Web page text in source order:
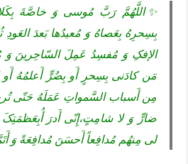
✨اللَّهُمَّ رَبَّ مُوسی وَ خاصَّةَ
بِسِحرِهُ بِعَصاهُ وَ مُعیدُها بَعدَ العَودِ
الإفکِ وَ مُفسِدُ عَمِلَ السّاحِرینَ وَ
مَن کادَنی بِسِحرٍ أَو بِضُرٍّ أَعلمُهُ أَو
مِن أَسباب السَّمواتِ عَمَلَهُ حَتّی
ضارٍّ وَ لا شامِتٍ،إِنّی أَدرَ
لی مِنهُم مُدافِعاً أَحسَنَ مُدافِعَةً وَ